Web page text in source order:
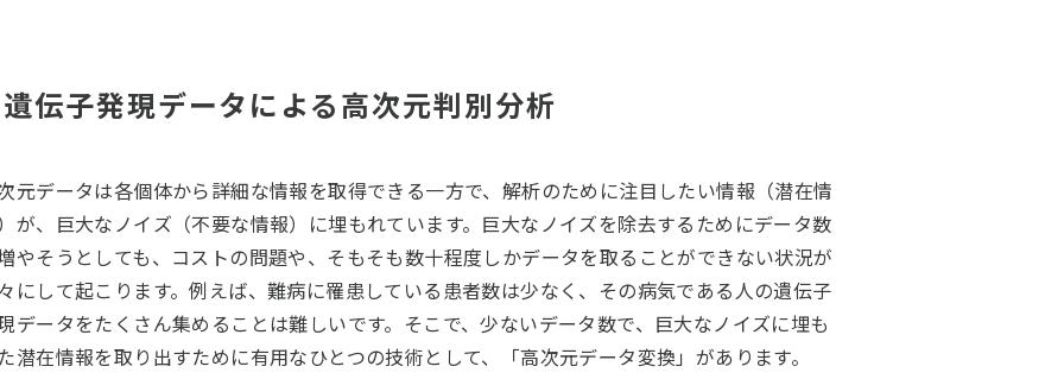
遺伝子発現データによる高次元判別分析
元データは各個体から詳細な情報を取得できる一方で、解析のために注目したい情報（潜在情
が、巨大なノイズ（不要な情報）に埋もれています。巨大なノイズを除去するためにデータ数
やそうとしても、コストの問題や、そもそも数十程度しかデータを取ることができない状況が
にして起こります。例えば、難病に罹患している患者数は少なく、その病気である人の遺伝子
データをたくさん集めることは難しいです。そこで、少ないデータ数で、巨大なノイズに埋も
潜在情報を取り出すために有用なひとつの技術として、「高次元データ変換」があります。